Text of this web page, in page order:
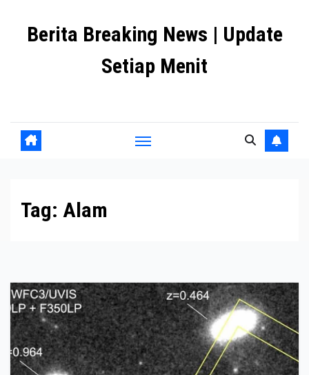
Berita Breaking News | Update
Setiap Menit
Tag: Alam